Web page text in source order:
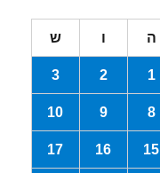
ה ו ש
1
2
3
8
9
10
15
16
17